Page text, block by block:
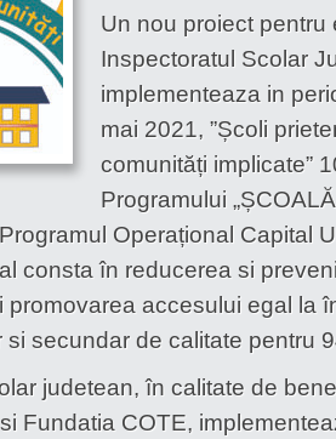
Un nou proiect pentru
Inspectoratul Scolar
implementeaza in
mai 2021, ”Școli
comunități implicate”
Programului
Operațional Capital
consta în reducerea si
promovarea accesului egal la
si secundar de calitate pentru
judetean, în calitate de
Fundatia COTE,